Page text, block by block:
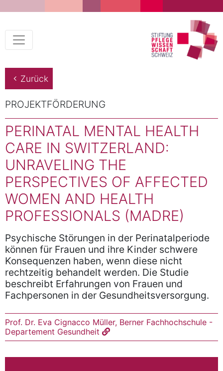
Zurück
PROJEKTFÖRDERUNG
PERINATAL MENTAL HEALTH
CARE IN SWITZERLAND:
UNRAVELING THE
PERSPECTIVES OF AFFECTED
WOMEN AND HEALTH
PROFESSIONALS (MADRE)
Psychische Störungen in der Perinatalperiode
können für Frauen und ihre Kinder schwere
Konsequenzen haben, wenn diese nicht
rechtzeitig behandelt werden. Die Studie
beschreibt Erfahrungen von Frauen und
Fachpersonen in der Gesundheitsversorgung.
Prof. Dr. Eva Cignacco Müller, Berner Fachhochschule -
Departement Gesundheit